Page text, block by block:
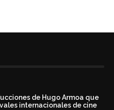
de Hugo Armoa que
internacionales de cine